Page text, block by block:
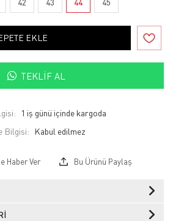
42 43 44 45
EKLE
TEKLIF AL
1 iş günü içinde kargoda
Bilgisi:
Haber Ver Bu Ürünü Paylaş